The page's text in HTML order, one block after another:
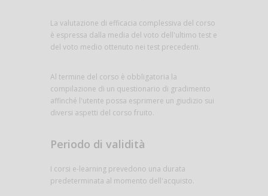
La valutazione di efficacia complessiva del corso
è espressa dalla media del voto dell'ultimo test e
del voto medio ottenuto nei test precedenti.
Al termine del corso è obbligatoria la
compilazione di un questionario di gradimento
affinché l'utente possa esprimere un giudizio sui
diversi aspetti del corso fruito.
Periodo di validità
I corsi e-learning prevedono una durata
predeterminata al momento dell'acquisto.